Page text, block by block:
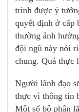
trình được ý
quyết định ở cấp
thường ảnh
đội ngũ này nói
chung. Quả thực
Người lãnh đạo
thực vì thông tin
Một số bộ phận